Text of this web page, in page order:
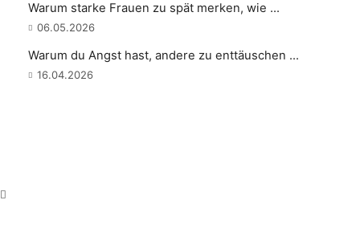
Warum starke Frauen zu spät merken, wie ...
06.05.2026
Warum du Angst hast, andere zu enttäuschen ...
16.04.2026